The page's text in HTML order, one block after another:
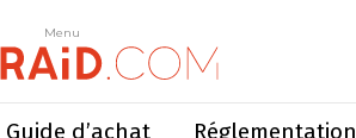
Menu
Guide d’achat Réglementation
Menu